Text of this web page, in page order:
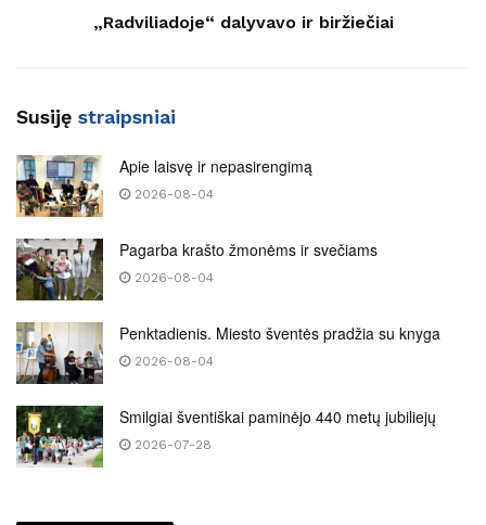
„Radviliadoje“ dalyvavo ir biržiečiai
Susiję straipsniai
Apie laisvę ir nepasirengimą
2026-08-04
Pagarba krašto žmonėms ir svečiams
2026-08-04
Penktadienis. Miesto šventės pradžia su knyga
2026-08-04
Smilgiai šventiškai paminėjo 440 metų jubiliejų
2026-07-28